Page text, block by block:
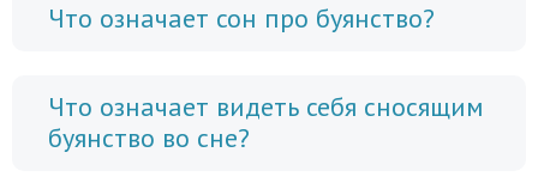
Что означает сон про буянство?
Что означает видеть себя сносящим
буянство во сне?